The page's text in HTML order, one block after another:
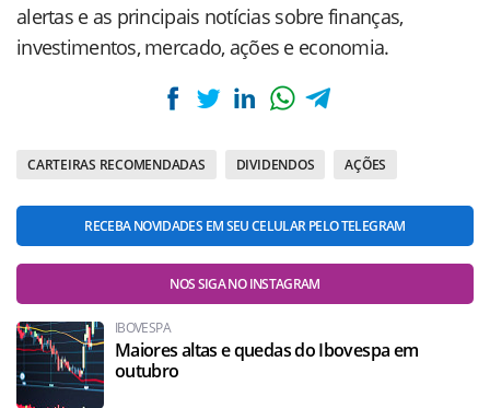
alertas e as principais notícias sobre finanças,
investimentos, mercado, ações e economia.
CARTEIRAS RECOMENDADAS DIVIDENDOS AÇÕES
RECEBA NOVIDADES EM SEU CELULAR PELO TELEGRAM
NOS SIGA NO INSTAGRAM
IBOVESPA
Maiores altas e quedas do Ibovespa em
outubro